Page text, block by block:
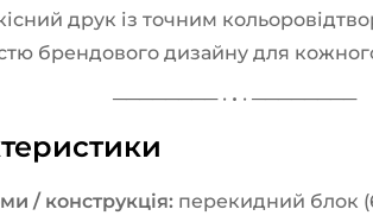
друк із точним
брендового дизайну для
──────── · • · ────────
/ конструкція: перекидний блок